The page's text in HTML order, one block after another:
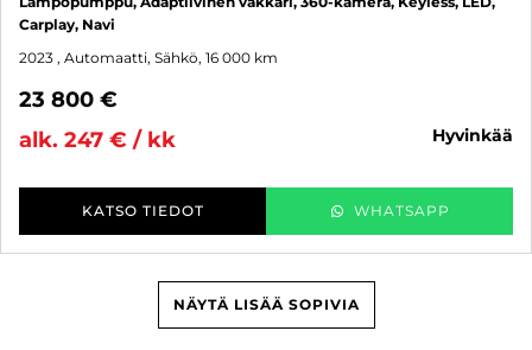
Carplay, Navi
2023 , Automaatti, Sähkö, 16 000 km
23 800 €
alk. 247 € / kk
hyvinkää
KATSO TIEDOT WHATSAPP
NÄYTÄ LISÄÄ SOPIVIA